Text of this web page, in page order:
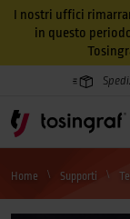
I nostri uffici
in questo
Home Supporti